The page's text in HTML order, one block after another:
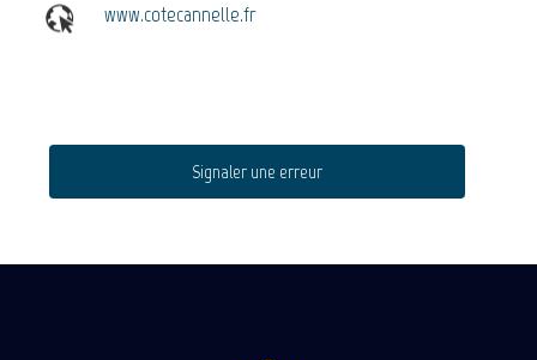
www.cotecannelle.fr
Signaler une erreur